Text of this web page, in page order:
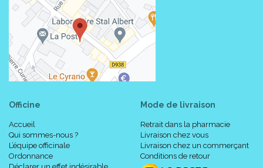
Officine
Accueil
Qui sommes-nous ?
L’équipe officinale
Ordonnance
Mode de livraison
Retrait dans la pharmacie
Livraison chez vous
Livraison chez un commerçant
Conditions de retour